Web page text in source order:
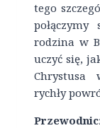
tego
rodzina w
uczyć się,
Chrystusa
rychły